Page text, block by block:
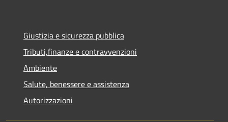
Giustizia e sicurezza pubblica
Tributi,finanze e contravvenzioni
Ambiente
Salute, benessere e assistenza
Autorizzazioni